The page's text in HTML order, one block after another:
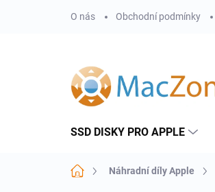
O nás Obchodní podmínky
SSD DISKY PRO APPLE
Domů Náhradní díly Apple